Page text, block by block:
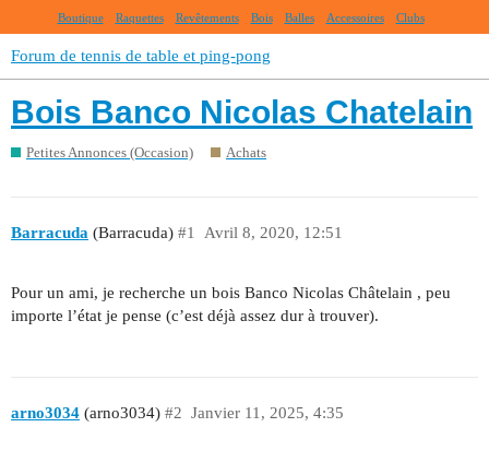
Boutique Raquettes Revêtements Bois Balles Accessoires Clubs
Forum de tennis de table et ping-pong
Bois Banco Nicolas Chatelain
Petites Annonces (Occasion) Achats
Barracuda (Barracuda) Avril 8, 2020, 12:51
#1
Pour un ami, je recherche un bois Banco Nicolas Châtelain , peu
importe l’état je pense (c’est déjà assez dur à trouver).
arno3034 (arno3034) Janvier 11, 2025, 4:35
#2